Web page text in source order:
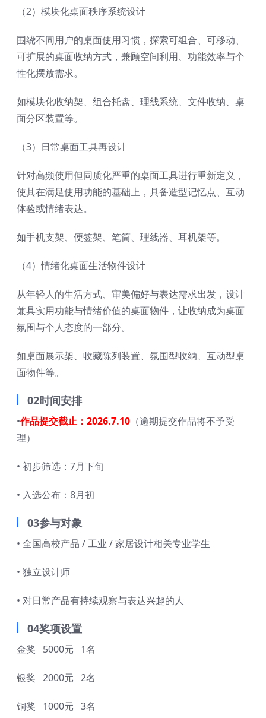
（2）模块化桌面秩序系统设计
围绕不同用户的桌面使用习惯，探索可组合、可移动、
可扩展的桌面收纳方式，兼顾空间利用、功能效率与个
性化摆放需求。
如模块化收纳架、组合托盘、理线系统、文件收纳、桌
面分区装置等。
（3）日常桌面工具再设计
针对高频使用但同质化严重的桌面工具进行重新定义，
使其在满足使用功能的基础上，具备造型记忆点、互动
体验或情绪表达。
如手机支架、便签架、笔筒、理线器、耳机架等。
（4）情绪化桌面生活物件设计
从年轻人的生活方式、审美偏好与表达需求出发，设计
兼具实用功能与情绪价值的桌面物件，让收纳成为桌面
氛围与个人态度的一部分。
如桌面展示架、收藏陈列装置、氛围型收纳、互动型桌
面物件等。
02时间安排
•作品提交截止：2026.7.10 （逾期提交作品将不予受
理）
• 初步筛选：7月下旬
• 入选公布：8月初
03参与对象
• 全国高校产品 / 工业 / 家居设计相关专业学生
• 独立设计师
• 对日常产品有持续观察与表达兴趣的人
04奖项设置
金奖 5000元 1名
银奖 2000元 2名
铜奖 1000元 3名